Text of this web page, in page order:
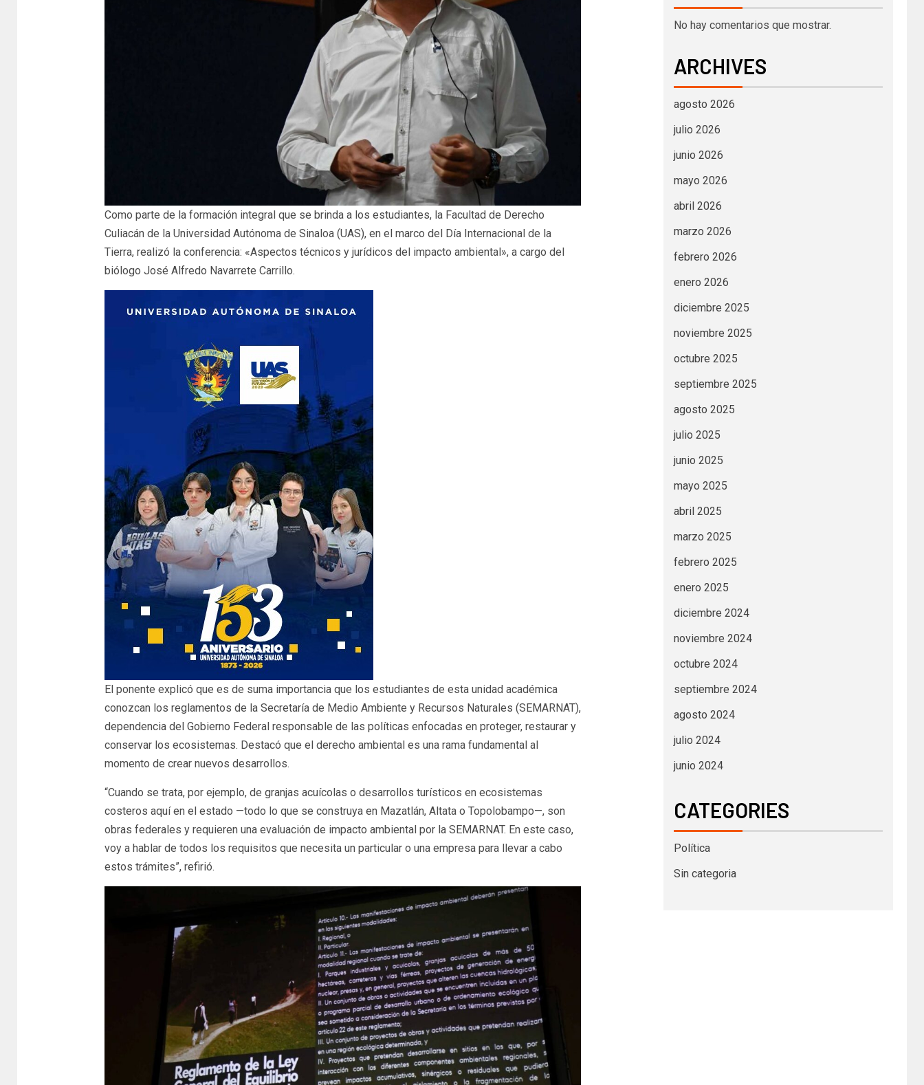
Como parte de la formación integral que se brinda a los estudiantes, la Facultad de Derecho
Culiacán de la Universidad Autónoma de Sinaloa (UAS), en el marco del Día Internacional de la
Tierra, realizó la conferencia: «Aspectos técnicos y jurídicos del impacto ambiental», a cargo del
biólogo José Alfredo Navarrete Carrillo.
El ponente explicó que es de suma importancia que los estudiantes de esta unidad académica
conozcan los reglamentos de la Secretaría de Medio Ambiente y Recursos Naturales (SEMARNAT),
dependencia del Gobierno Federal responsable de las políticas enfocadas en proteger, restaurar y
conservar los ecosistemas. Destacó que el derecho ambiental es una rama fundamental al
momento de crear nuevos desarrollos.
“Cuando se trata, por ejemplo, de granjas acuícolas o desarrollos turísticos en ecosistemas
costeros aquí en el estado —todo lo que se construya en Mazatlán, Altata o Topolobampo—, son
obras federales y requieren una evaluación de impacto ambiental por la SEMARNAT. En este caso,
voy a hablar de todos los requisitos que necesita un particular o una empresa para llevar a cabo
estos trámites”, refirió.
No hay comentarios que mostrar.
ARCHIVES
agosto 2026
julio 2026
junio 2026
mayo 2026
abril 2026
marzo 2026
febrero 2026
enero 2026
diciembre 2025
noviembre 2025
octubre 2025
septiembre 2025
agosto 2025
julio 2025
junio 2025
mayo 2025
abril 2025
marzo 2025
febrero 2025
enero 2025
diciembre 2024
noviembre 2024
octubre 2024
septiembre 2024
agosto 2024
julio 2024
junio 2024
CATEGORIES
Política
Sin categoria